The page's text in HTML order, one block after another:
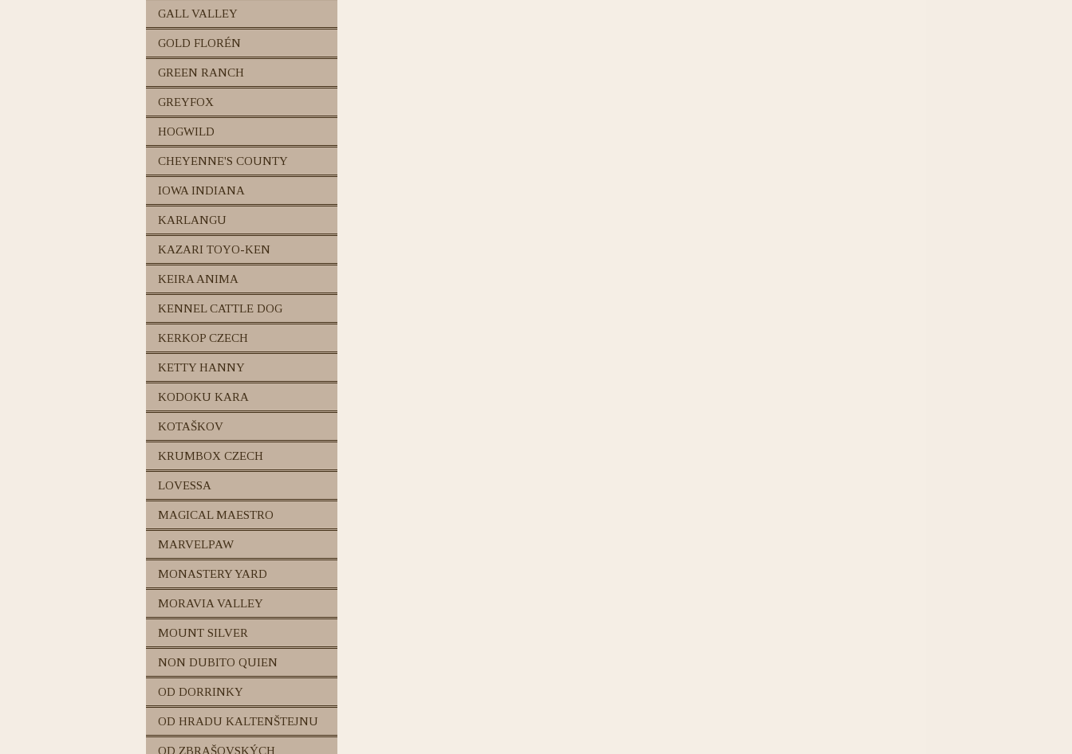
GALL VALLEY
GOLD FLORÉN
GREEN RANCH
GREYFOX
HOGWILD
CHEYENNE'S COUNTY
IOWA INDIANA
KARLANGU
KAZARI TOYO-KEN
KEIRA ANIMA
KENNEL CATTLE DOG
KERKOP CZECH
KETTY HANNY
KODOKU KARA
KOTAŠKOV
KRUMBOX CZECH
LOVESSA
MAGICAL MAESTRO
MARVELPAW
MONASTERY YARD
MORAVIA VALLEY
MOUNT SILVER
NON DUBITO QUIEN
OD DORRINKY
OD HRADU KALTENŠTEJNU
OD ZBRAŠOVSKÝCH